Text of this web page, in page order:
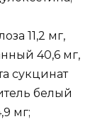
11,2 мг,
40,6 мг,
сукцинат
белый
мг;